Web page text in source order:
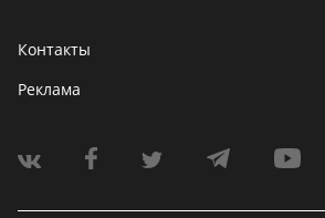
Контакты
Реклама